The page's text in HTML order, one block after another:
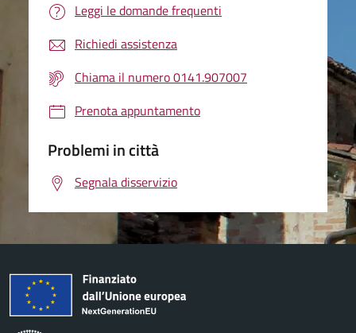
Leggi le domande frequenti
Richiedi assistenza
Chiama il numero 0141.907007
Prenota appuntamento
Problemi in città
Segnala disservizio